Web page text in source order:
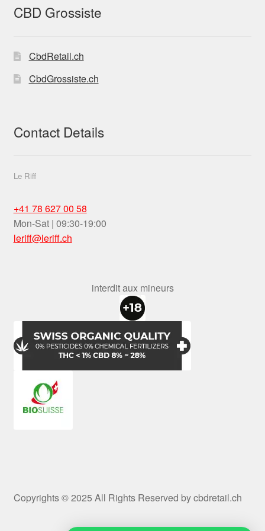
CBD Grossiste
CbdRetail.ch
CbdGrossiste.ch
Contact Details
Le Riff
+41 78 627 00 58
Mon-Sat | 09:30-19:00
leriff@leriff.ch
interdit aux mineurs
Copyrights © 2025 All Rights Reserved by cbdretail.ch